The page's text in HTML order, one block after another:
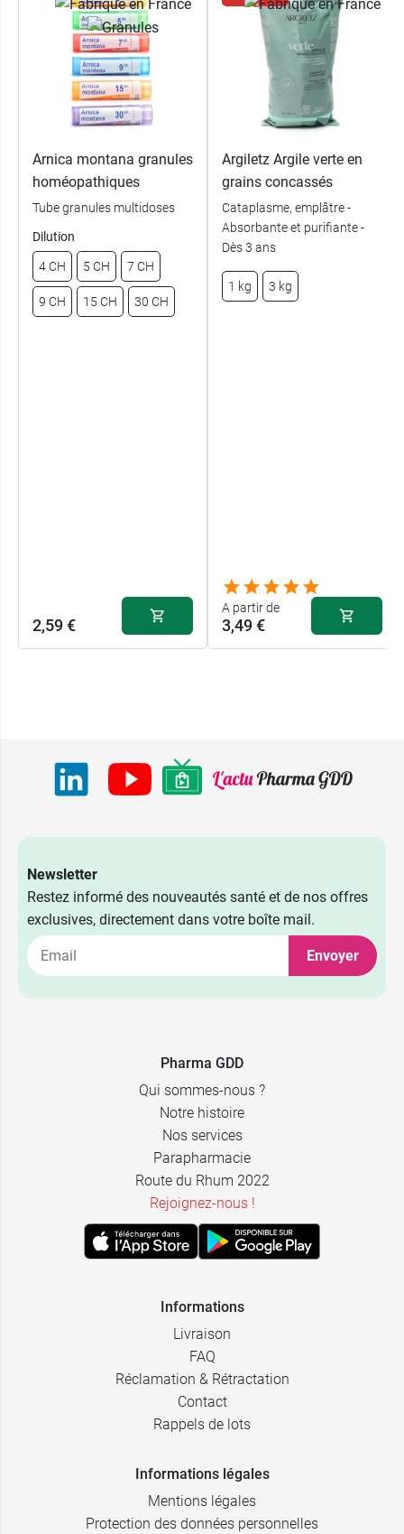
Arnica montana granules
homéopathiques
Tube granules multidoses
Dilution
4 CH 5 CH 7 CH
9 CH 15 CH 30 CH
2,59 €
2,59 €
2,59 €
2,59 €
Argiletz Argile verte en
grains concassés
Cataplasme, emplâtre -
Absorbante et purifiante -
Dès 3 ans
1 kg 3 kg
A partir de
3,49 €
1 kg 3,49 €
Newsletter
Restez informé des nouveautés santé et de nos offres
exclusives, directement dans votre boîte mail.
Envoyer
Pharma GDD
Qui sommes-nous ?
Notre histoire
Nos services
Parapharmacie
Route du Rhum 2022
Rejoignez-nous !
Informations
Livraison
FAQ
Réclamation & Rétractation
Contact
Rappels de lots
Informations légales
Mentions légales
Protection des données personnelles